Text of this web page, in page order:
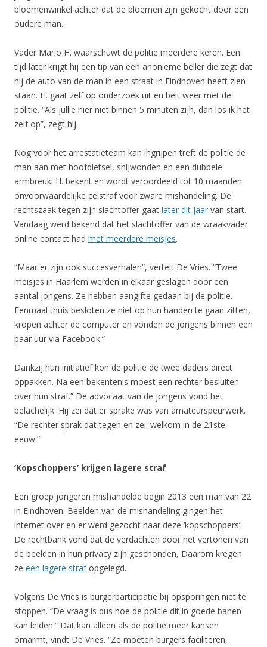
bloemenwinkel achter dat de bloemen zijn gekocht door een
oudere man.
Vader Mario H. waarschuwt de politie meerdere keren. Een
tijd later krijgt hij een tip van een anonieme beller die zegt dat
hij de auto van de man in een straat in Eindhoven heeft zien
staan. H. gaat zelf op onderzoek uit en belt weer met de
politie. “Als jullie hier niet binnen 5 minuten zijn, dan los ik het
zelf op”, zegt hij.
Nog voor het arrestatieteam kan ingrijpen treft de politie de
man aan met hoofdletsel, snijwonden en een dubbele
armbreuk. H. bekent en wordt veroordeeld tot 10 maanden
onvoorwaardelijke celstraf voor zware mishandeling. De
rechtszaak tegen zijn slachtoffer gaat later dit jaar van start.
Vandaag werd bekend dat het slachtoffer van de wraakvader
online contact had met meerdere meisjes.
“Maar er zijn ook succesverhalen”, vertelt De Vries. “Twee
meisjes in Haarlem werden in elkaar geslagen door een
aantal jongens. Ze hebben aangifte gedaan bij de politie.
Eenmaal thuis besloten ze niet op hun handen te gaan zitten,
kropen achter de computer en vonden de jongens binnen een
paar uur via Facebook.”
Dankzij hun initiatief kon de politie de twee daders direct
oppakken. Na een bekentenis moest een rechter besluiten
over hun straf.” De advocaat van de jongens vond het
belachelijk. Hij zei dat er sprake was van amateurspeurwerk.
“De rechter sprak dat tegen en zei: welkom in de 21ste
eeuw.”
‘Kopschoppers’ krijgen lagere straf
Een groep jongeren mishandelde begin 2013 een man van 22
in Eindhoven. Beelden van de mishandeling gingen het
internet over en er werd gezocht naar deze ‘kopschoppers’.
De rechtbank vond dat de verdachten door het vertonen van
de beelden in hun privacy zijn geschonden, Daarom kregen
ze een lagere strafopgelegd.
Volgens De Vries is burgerparticipatie bij opsporingen niet te
stoppen. “De vraag is dus hoe de politie dit in goede banen
kan leiden.” Dat kan alleen als de politie meer kansen
omarmt, vindt De Vries. “Ze moeten burgers faciliteren,